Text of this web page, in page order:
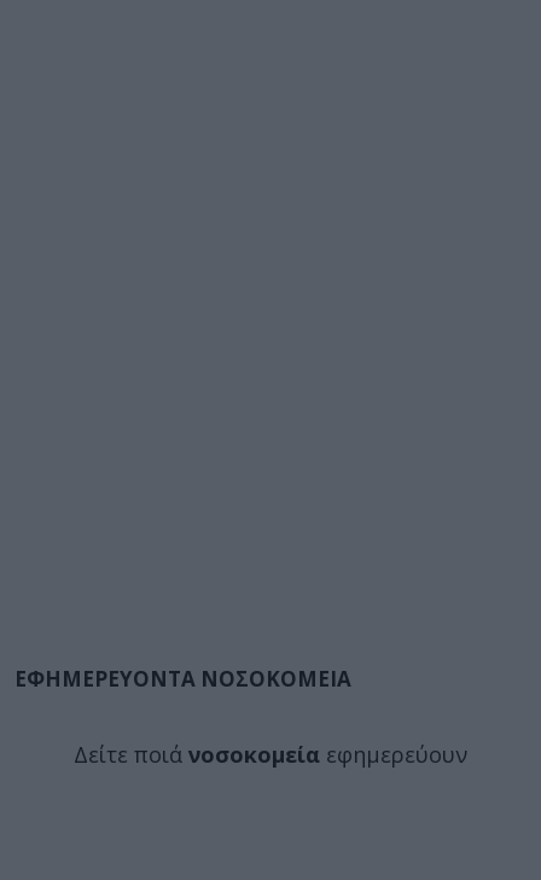
ΕΦΗΜΕΡΕΥΟΝΤΑ ΝΟΣΟΚΟΜΕΙΑ
Δείτε ποιά νοσοκομεία εφημερεύουν